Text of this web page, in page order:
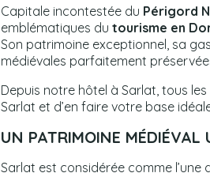
Capitale incontestée du Périgord
emblématiques du tourisme en
Son patrimoine exceptionnel, sa
médiévales parfaitement
Depuis notre hôtel à Sarlat, tous
Sarlat et d’en faire votre base
UN PATRIMOINE MÉDIÉVAL
Sarlat est considérée comme l’une